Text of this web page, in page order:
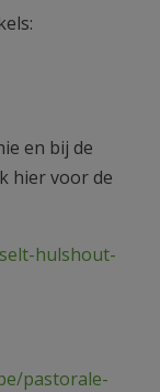
en bij de
hier voor de
hulshout-
pastorale-